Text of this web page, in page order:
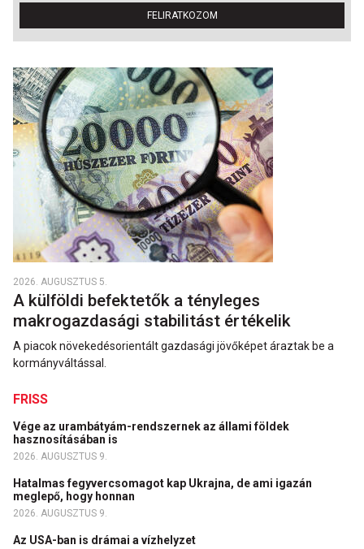
FELIRATKOZOM
2026. AUGUSZTUS 5.
A külföldi befektetők a tényleges
makrogazdasági stabilitást értékelik
A piacok növekedésorientált gazdasági jövőképet áraztak be a
kormányváltással.
FRISS
Vége az urambátyám-rendszernek az állami földek
hasznosításában is
2026. AUGUSZTUS 9.
Hatalmas fegyvercsomagot kap Ukrajna, de ami igazán
meglepő, hogy honnan
2026. AUGUSZTUS 9.
Az USA-ban is drámai a vízhelyzet